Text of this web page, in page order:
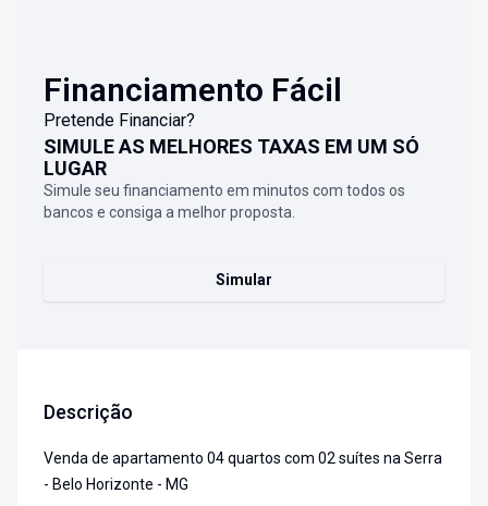
Financiamento Fácil
Pretende Financiar?
SIMULE AS MELHORES TAXAS EM UM SÓ
LUGAR
Simule seu financiamento em minutos com todos os
bancos e consiga a melhor proposta.
Simular
Descrição
Venda de apartamento 04 quartos com 02 suítes na Serra
- Belo Horizonte - MG